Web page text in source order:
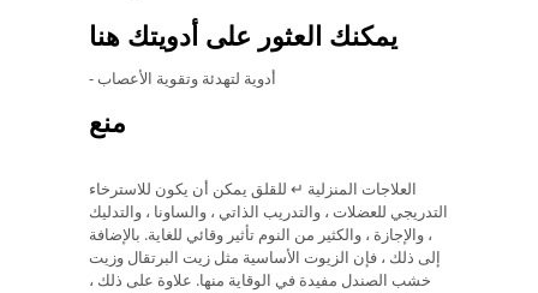
يمكنك العثور على أدويتك هنا
- أدوية لتهدئة وتقوية الأعصاب
منع
العلاجات المنزلية ↵ للقلق يمكن أن يكون للاسترخاء
التدريجي للعضلات ، والتدريب الذاتي ، والساونا ، والتدليك
، والإجازة ، والكثير من النوم تأثير وقائي للغاية. بالإضافة
إلى ذلك ، فإن الزيوت الأساسية مثل زيت البرتقال وزيت
خشب الصندل مفيدة في الوقاية منها. علاوة على ذلك ،